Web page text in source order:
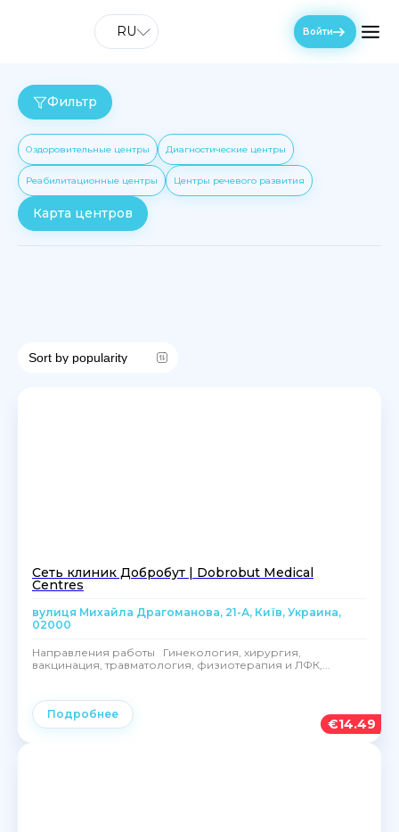
RU Войти
Фильтр
Оздоровительные центры Диагностические центры
Реабилитационные центры Центры речевого развития
Карта центров
€14.49
Сеть клиник Добробут | Dobrobut Medical
Centres
вулиця Михайла Драгоманова, 21-А, Київ, Украина,
02000
Направления работы Гинекология, хирургия,
вакцинация, травматология, физиотерапия и ЛФК,...
Подробнее